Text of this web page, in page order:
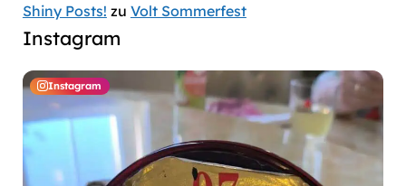
Shiny Posts! zu Volt Sommerfest
Instagram
Instagram